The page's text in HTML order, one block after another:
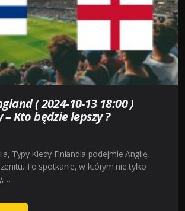
( 2024-10-13 18:00 )
– Kto będzie lepszy ?
Typy Kiedy Finlandia podejmie Anglię,
To spotkanie, w którym nie tylko
…